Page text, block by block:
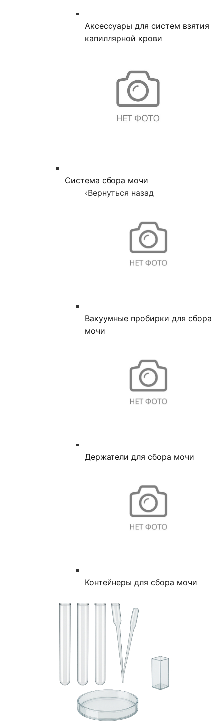
Аксессуары для систем взятия
капиллярной крови
Система сбора мочи
‹Вернуться назад
Вакуумные пробирки для сбора
мочи
Держатели для сбора мочи
Контейнеры для сбора мочи